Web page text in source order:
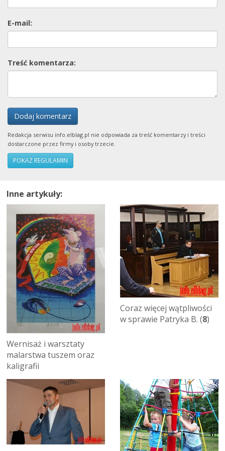
E-mail:
Treść komentarza:
Dodaj komentarz
Redakcja serwisu info.elblag.pl nie odpowiada za treść komentarzy i treści
dostarczone przez firmy i osoby trzecie.
POKAŻ REGULAMIN
Inne artykuły:
Wernisaż i warsztaty
malarstwa tuszem oraz
kaligrafii
Coraz więcej wątpliwości
w sprawie Patryka B. (8)